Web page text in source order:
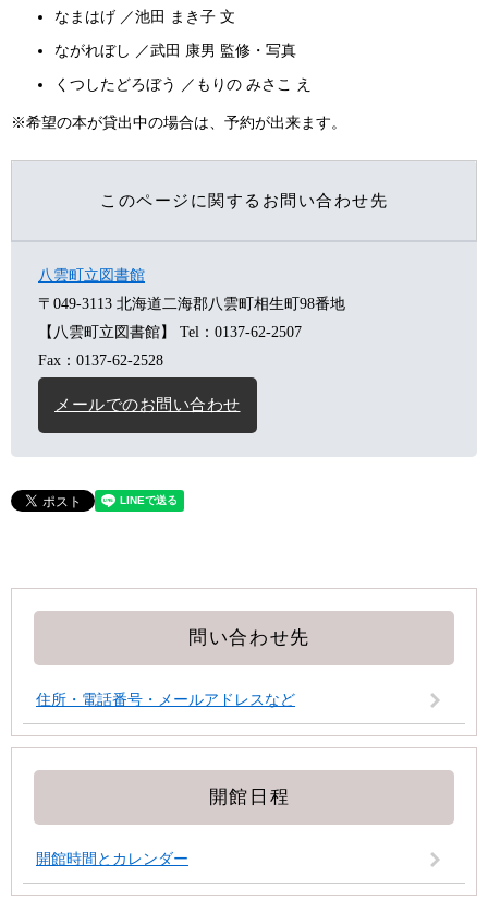
なまはげ ／池田 まき子 文
ながれぼし ／武田 康男 監修・写真
くつしたどろぼう ／もりの みさこ え
※希望の本が貸出中の場合は、予約が出来ます。
このページに関するお問い合わせ先
八雲町立図書館
〒049-3113 北海道二海郡八雲町相生町98番地
【八雲町立図書館】
Tel：0137-62-2507
Fax：0137-62-2528
メールでのお問い合わせ
問い合わせ先
住所・電話番号・メールアドレスなど
開館日程
開館時間とカレンダー